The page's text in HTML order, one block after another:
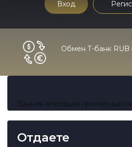
Вход
Обмен Т-банк RUB
Данная операция
Отдаете